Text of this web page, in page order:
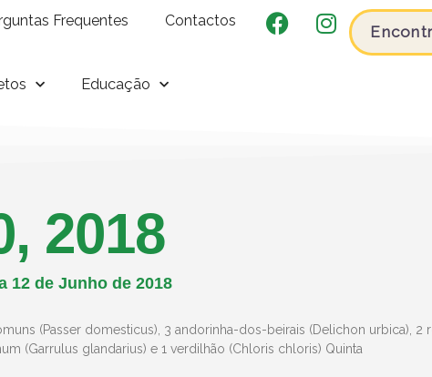
Frequentes Contactos
Educação
2018
12 de Junho de 2018
(Passer domesticus), 3 andorinha-dos-beirais (Delichon urbica), 2
(Garrulus glandarius) e 1 verdilhão (Chloris chloris) Quinta